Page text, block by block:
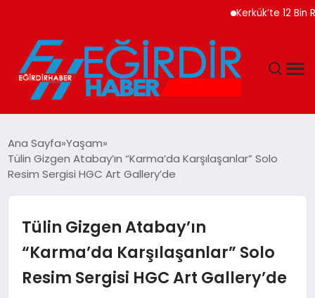
Kerkük’te 12 Bin
EĞITIM
MAGAZIN
Ana Sayfa Yaşam
Tülin Gizgen Atabay’ın “Karma’da Karşılaşanlar” Solo
Resim Sergisi HGC Art Gallery’de
Tülin Gizgen Atabay’ın
“Karma’da Karşılaşanlar” Solo
Resim Sergisi HGC Art Gallery’de